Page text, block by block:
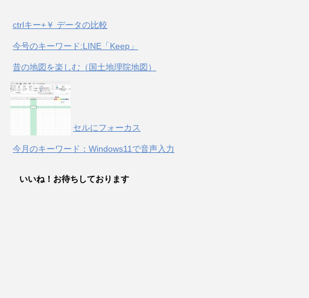
ctrlキー+￥ データの比較
今号のキーワード:LINE「Keep」
昔の地図を楽しむ（国土地理院地図）
セルにフォーカス
今月のキーワード：Windows11で音声入力
いいね！お待ちしております